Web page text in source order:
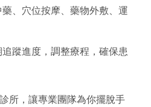
、穴位按摩、藥物外敷、運
蹤進度，調整療程，確保患
所，讓專業團隊為你擺脫手